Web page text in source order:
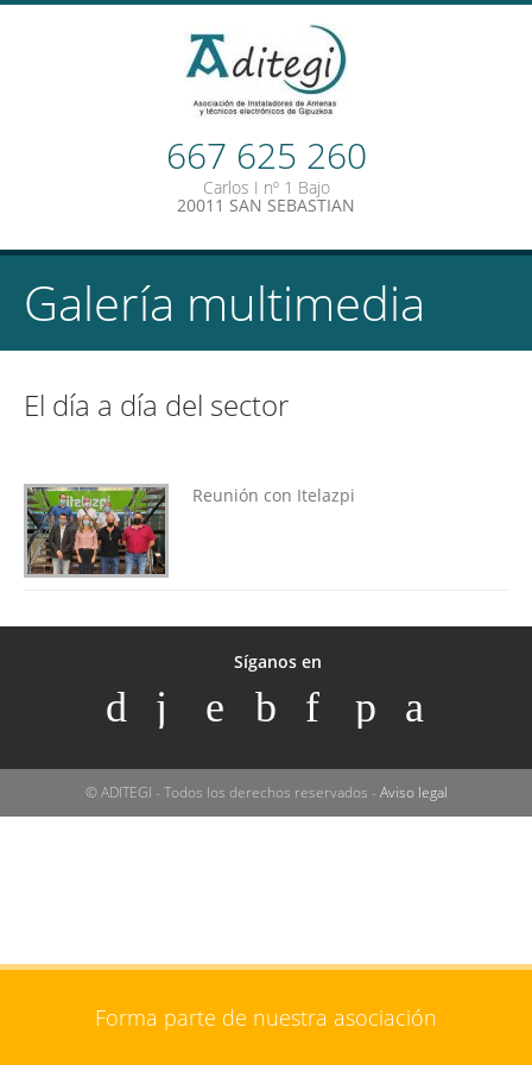
667 625 260
Carlos I nº 1 Bajo
20011 SAN SEBASTIAN
Galería multimedia
El día a día del sector
Reunión con Itelazpi
Forma parte de nuestra asociación
Síganos en
© ADITEGI - Todos los derechos reservados - Aviso legal